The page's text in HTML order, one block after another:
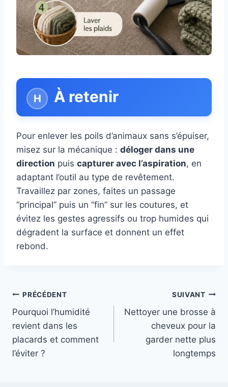
À retenir
Pour enlever les poils d’animaux sans s’épuiser,
misez sur la mécanique : déloger dans une
direction puis capturer avec l’aspiration, en
adaptant l’outil au type de revêtement.
Travaillez par zones, faites un passage
“principal” puis un “fin” sur les coutures, et
évitez les gestes agressifs ou trop humides qui
dégradent la surface et donnent un effet
rebond.
Navigation
de
l’article
PRÉCÉDENT
Pourquoi l’humidité
revient dans les
placards et comment
l’éviter ?
SUIVANT
Nettoyer une brosse à
cheveux pour la
garder nette plus
longtemps